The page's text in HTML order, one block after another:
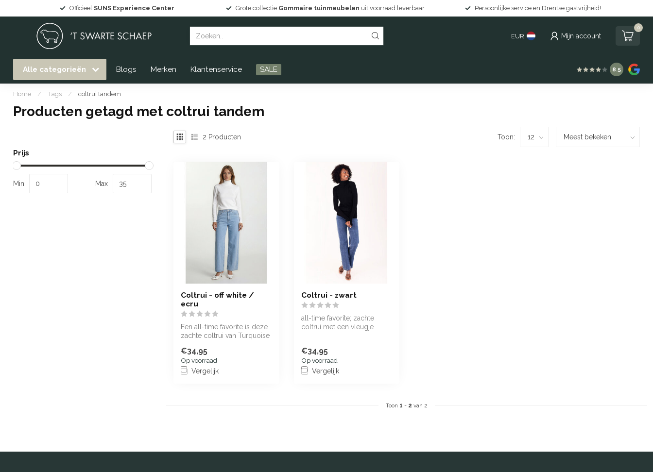
Officieel SUNS Experience Center Grote collectie Gommaire tuinmeubelen uit voorraad leverbaar Persoonlijke service en Drentse gastvrijheid!
EUR Mijn account
0
Alle categorieën Blogs Merken Klantenservice SALE 8.5
Home / Tags / coltrui tandem
Producten getagd met coltrui tandem
Prijs
Min Max
2 Producten Toon:
Coltrui - off white /
ecru
Een all-time favorite is deze
zachte coltrui van Turquoise
€34,95
Op voorraad
Vergelijk
Coltrui - zwart
all-time favorite; zachte
coltrui met een vleugje
€34,95
Op voorraad
Vergelijk
Toon 1 - 2 van 2